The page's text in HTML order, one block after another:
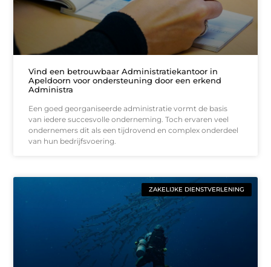
Vind een betrouwbaar Administratiekantoor in
Apeldoorn voor ondersteuning door een erkend
Administra
Een goed georganiseerde administratie vormt de basis
van iedere succesvolle onderneming. Toch ervaren veel
ondernemers dit als een tijdrovend en complex onderdeel
van hun bedrijfsvoering.
ZAKELIJKE DIENSTVERLENING